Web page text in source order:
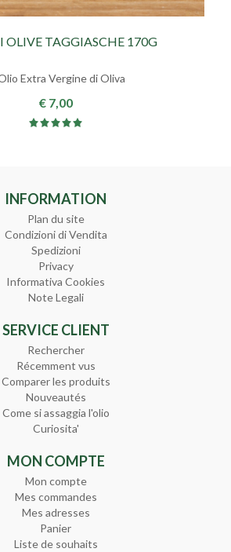
OLIVE TAGGIASCHE 170G
Extra Vergine di Oliva
€ 7,00
INFORMATION
Plan du site
Condizioni di Vendita
Spedizioni
Privacy
Informativa Cookies
Note Legali
SERVICE CLIENT
Rechercher
Récemment vus
Comparer les produits
Nouveautés
Come si assaggia l'olio
Curiosita'
MON COMPTE
Mon compte
Mes commandes
Mes adresses
Panier
Liste de souhaits